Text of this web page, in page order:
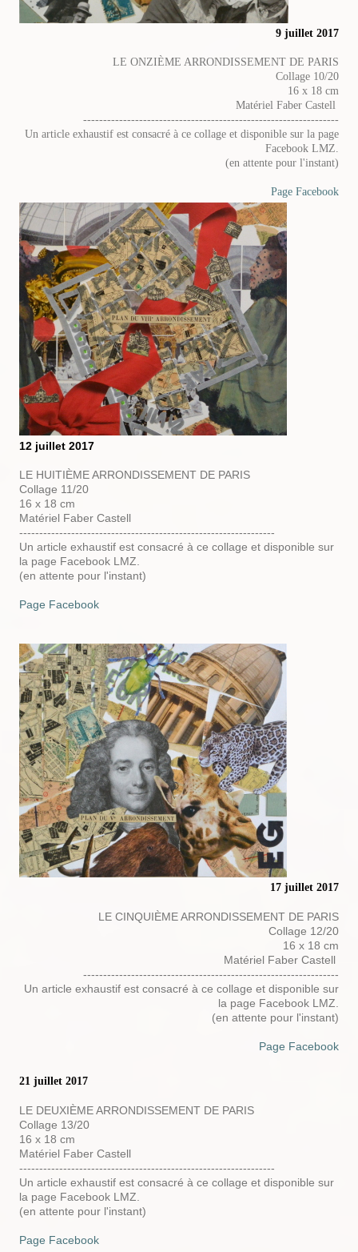
9 juillet 2017
LE ONZIÈME ARRONDISSEMENT DE PARIS
Collage 10/20
16 x 18 cm
Matériel Faber Castell
----------------------------------------------------------------
Un article exhaustif est consacré à ce collage et disponible sur la page
Facebook LMZ.
(en attente pour l'instant)
Page Facebook
12 juillet 2017
LE HUITIÈME ARRONDISSEMENT DE PARIS
Collage 11/20
16 x 18 cm
Matériel Faber Castell
----------------------------------------------------------------
Un article exhaustif est consacré à ce collage et disponible sur
la page Facebook LMZ.
(en attente pour l'instant)
Page Facebook
17 juillet 2017
LE CINQUIÈME ARRONDISSEMENT DE PARIS
Collage 12/20
16 x 18 cm
Matériel Faber Castell
----------------------------------------------------------------
Un article exhaustif est consacré à ce collage et disponible sur
la page Facebook LMZ.
(en attente pour l'instant)
Page Facebook
21 juillet 2017
LE DEUXIÈME ARRONDISSEMENT DE PARIS
Collage 13/20
16 x 18 cm
Matériel Faber Castell
----------------------------------------------------------------
Un article exhaustif est consacré à ce collage et disponible sur
la page Facebook LMZ.
(en attente pour l'instant)
Page Facebook